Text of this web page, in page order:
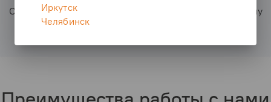
Оставьте заявку по телефону, почте или заполнив форму
Иркутск
Челябинск